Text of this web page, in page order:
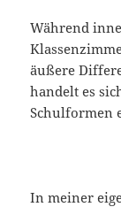
Während
äußere
handelt es
Schulformen
In meiner